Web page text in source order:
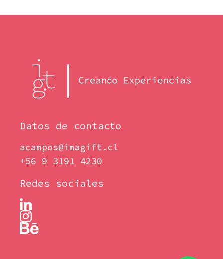
Datos de contacto
acampos@imagift.cl
+56 9 3191 4230
Redes sociales